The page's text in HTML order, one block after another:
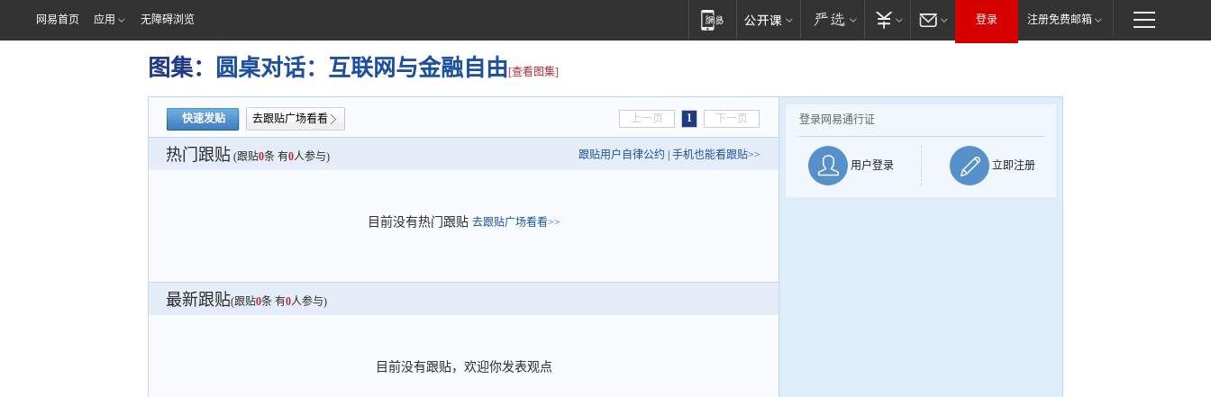
网易首页 应用 无障碍浏览 登录 注册免费邮箱
图集： 圆桌对话：互联网与金融自由[查看图集]
快速发贴 去跟贴广场看看 上一页 1 下一页
热门跟贴 (跟贴0条 有0人参与) 跟贴用户自律公约 手机也能看跟贴>>
目前没有热门跟贴 去跟贴广场看看>>
最新跟贴(跟贴0条 有0人参与)
目前没有跟贴，欢迎你发表观点
登录网易通行证
用户登录 立即注册